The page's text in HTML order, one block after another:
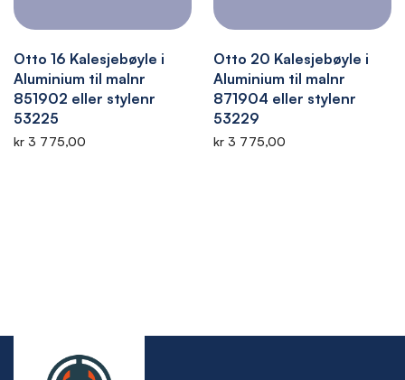
Otto 16 Kalesjebøyle i
Aluminium til malnr
851902 eller stylenr
53225
kr 3 775,00
Otto 20 Kalesjebøyle i
Aluminium til malnr
871904 eller stylenr
53229
kr 3 775,00